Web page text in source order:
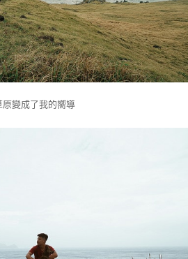
變成了我的嚮導